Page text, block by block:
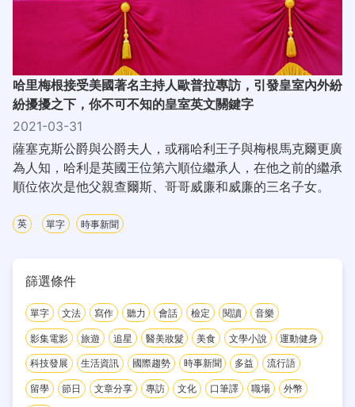
哈里梅根接受美國著名主持人歐普拉專訪，引發皇室內外紛
紛擾擾之下，你不可不知的皇室英文關鍵字
2021-03-31
薩塞克斯公爵與公爵夫人，或稱哈利王子與梅根馬克爾更廣
為人知，哈利是英國王位第六順位繼承人，在他之前的繼承
順位依次是他父親查爾斯、哥哥威廉和威廉的三名子女。
英 單字 時事新聞
篩選條件
單字 文法 寫作 聽力 會話 檢定 閱讀 音樂
影集電影 旅遊 追星 醫美妝髮 美食 文學小說 運動健身
科技發展 生活資訊 國際趨勢 時事新聞 多益 流行語
留學 節日 文章分享 專訪 文化 口筆譯 職場 外幣